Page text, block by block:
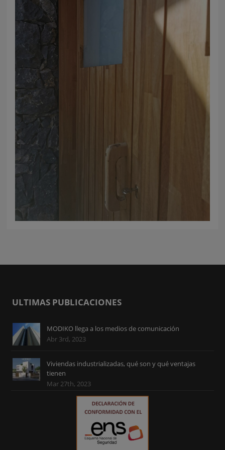
ULTIMAS PUBLICACIONES
MODIKO llega a los medios de comunicación
Abr 3rd, 2023
Viviendas industrializadas, qué son y qué ventajas
tienen
Mar 27th, 2023